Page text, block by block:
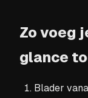
Zo voeg
glance
Blader